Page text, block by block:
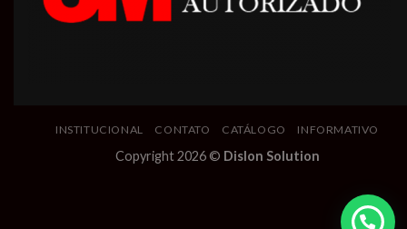
INSTITUCIONAL CONTATO CATÁLOGO INFORMATIVO
Copyright 2026 © Dislon Solution